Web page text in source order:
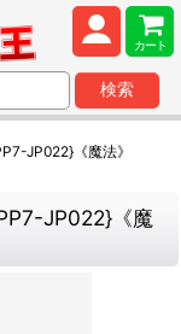
カート
検索
JP022}《魔法》
JP022}《魔